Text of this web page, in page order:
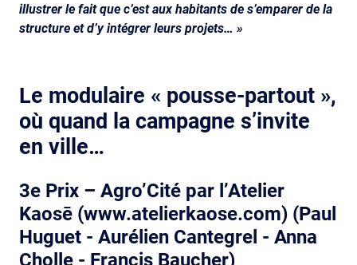
illustrer le fait que c’est aux habitants de s’emparer de la
structure et d’y intégrer leurs projets… »
Le modulaire « pousse-partout »,
où quand la campagne s’invite
en ville…
3e Prix – Agro’Cité par l’Atelier
Kaosē (www.atelierkaose.com) (Paul
Huguet - Aurélien Cantegrel - Anna
Cholle - Francis Baucher)